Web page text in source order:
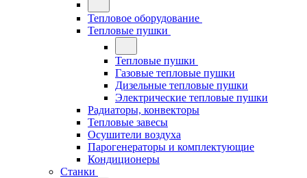
Тепловое оборудование
Тепловые пушки
Тепловые пушки
Газовые тепловые пушки
Дизельные тепловые пушки
Электрические тепловые пушки
Радиаторы, конвекторы
Тепловые завесы
Осушители воздуха
Парогенераторы и комплектующие
Кондиционеры
Станки